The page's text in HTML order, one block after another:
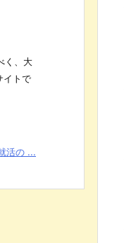
く、大
イトで
活の ...